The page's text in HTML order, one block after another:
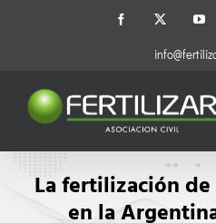
Facebook
X
La fertilización
en la